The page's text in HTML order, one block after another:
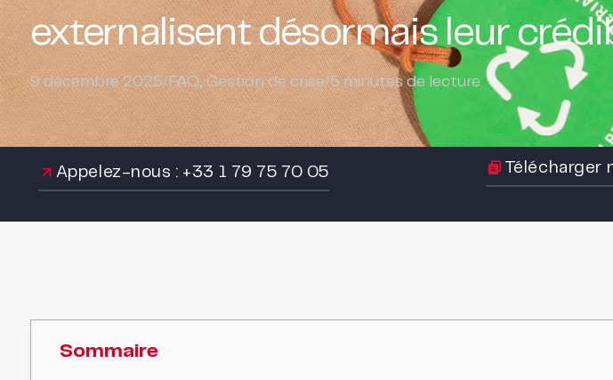
externalisent désormais leur
9 décembre 2025/FAQ,Gestion de crise/5minutes de lecture
Appelez-nous : +33 1 79 75 70 05 Télécharger
Sommaire